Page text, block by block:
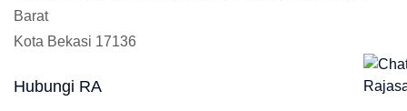
Barat
Kota Bekasi 17136
Hubungi RA